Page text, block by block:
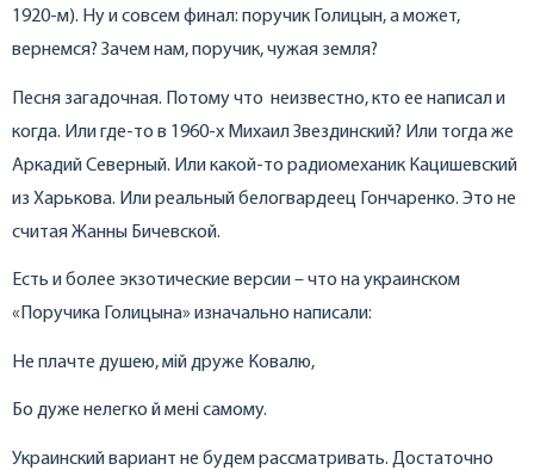
1920-м). Ну и совсем финал: поручик Голицын, а может,
вернемся? Зачем нам, поручик, чужая земля?
Песня загадочная. Потому что неизвестно, кто ее написал и
когда. Или где-то в 1960-х Михаил Звездинский? Или тогда же
Аркадий Северный. Или какой-то радиомеханик Кацишевский
из Харькова. Или реальный белогвардеец Гончаренко. Это не
считая Жанны Бичевской.
Есть и более экзотические версии – что на украинском
«Поручика Голицына» изначально написали:
Не плачте душею, мій друже Ковалю,
Бо дуже нелегко й мені самому.
Украинский вариант не будем рассматривать. Достаточно